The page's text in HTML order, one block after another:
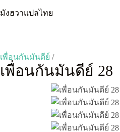
to
มังฮวาแปลไทย
เพื่อนกันมันดีย์ /
เพื่อนกันมันดีย์ 28